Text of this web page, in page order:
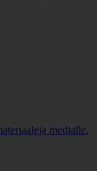
medialle.